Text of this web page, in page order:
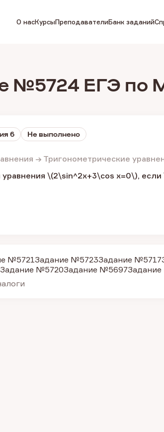
О насКурсыПреподавателиБанк заданий
№5724 ЕГЭ по
6 Не выполнено
→ Тригонометрические
уравнения​ \(2\sin^2x+3\cos x=0\),
№5721Задание №5723Задание №5717
Задание №5720Задание №5697